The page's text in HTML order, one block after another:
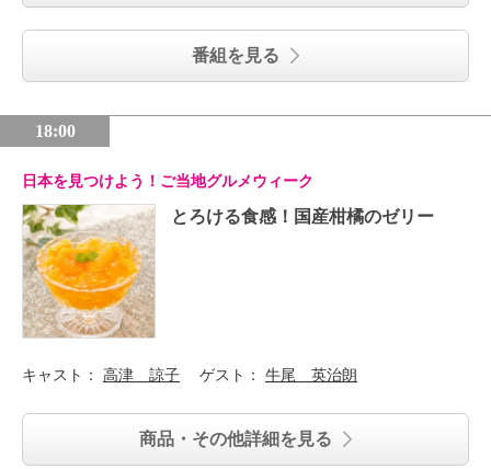
番組を見る
18:00
日本を見つけよう！ご当地グルメウィーク
とろける食感！国産柑橘のゼリー
キャスト： 高津 諒子 ゲスト： 牛尾 英治朗
商品・その他詳細を見る